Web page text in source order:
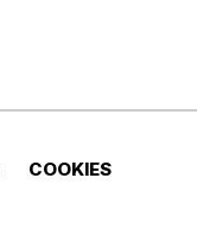
COOKIES